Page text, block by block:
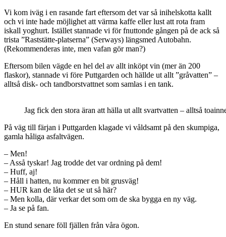
Vi kom iväg i en rasande fart eftersom det var så inihelskotta kallt
och vi inte hade möjlighet att värma kaffe eller lust att rota fram
iskall yoghurt. Istället stannade vi för fnuttonde gången på de ack så
trista ”Raststätte-platserna” (Serways) längsmed Autobahn.
(Rekommenderas inte, men vafan gör man?)
Eftersom bilen vägde en hel del av allt inköpt vin (mer än 200
flaskor), stannade vi före Puttgarden och hällde ut allt ”gråvatten” –
alltså disk- och tandborstvattnet som samlas i en tank.
Jag fick den stora äran att hälla ut allt svartvatten – alltså
På väg till färjan i Puttgarden klagade vi våldsamt på den skumpiga,
gamla håliga asfaltvägen.
– Men!
– Asså tyskar! Jag trodde det var ordning på dem!
– Huff, aj!
– Håll i hatten, nu kommer en bit grusväg!
– HUR kan de låta det se ut så här?
– Men kolla, där verkar det som om de ska bygga en ny väg.
– Ja se på fan.
En stund senare föll fjällen från våra ögon.